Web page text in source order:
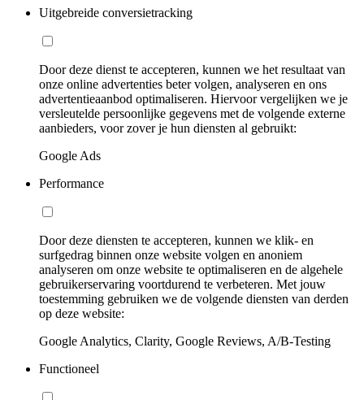
Uitgebreide conversietracking
Door deze dienst te accepteren, kunnen we het resultaat van
onze online advertenties beter volgen, analyseren en ons
advertentieaanbod optimaliseren. Hiervoor vergelijken we je
versleutelde persoonlijke gegevens met de volgende externe
aanbieders, voor zover je hun diensten al gebruikt:
Google Ads
Performance
Door deze diensten te accepteren, kunnen we klik- en
surfgedrag binnen onze website volgen en anoniem
analyseren om onze website te optimaliseren en de algehele
gebruikerservaring voortdurend te verbeteren. Met jouw
toestemming gebruiken we de volgende diensten van derden
op deze website:
Google Analytics, Clarity, Google Reviews, A/B-Testing
Functioneel